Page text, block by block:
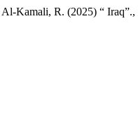
Kamali, R. (2025) “ Iraq”.,